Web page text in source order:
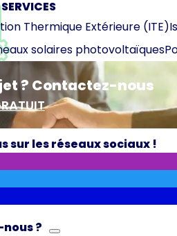
Thermique Extérieure (ITE)
solaires photovoltaïques
? Contactez-nous
sur les réseaux sociaux !
?